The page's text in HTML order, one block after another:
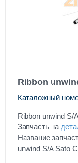
Ribbon
Каталожный
Ribbon unwind S/
Запчасть на
Название
unwind S/A Sato